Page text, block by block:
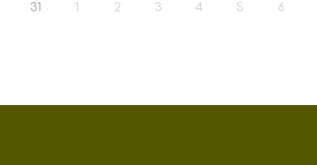
31 1 2 3 4 5 6